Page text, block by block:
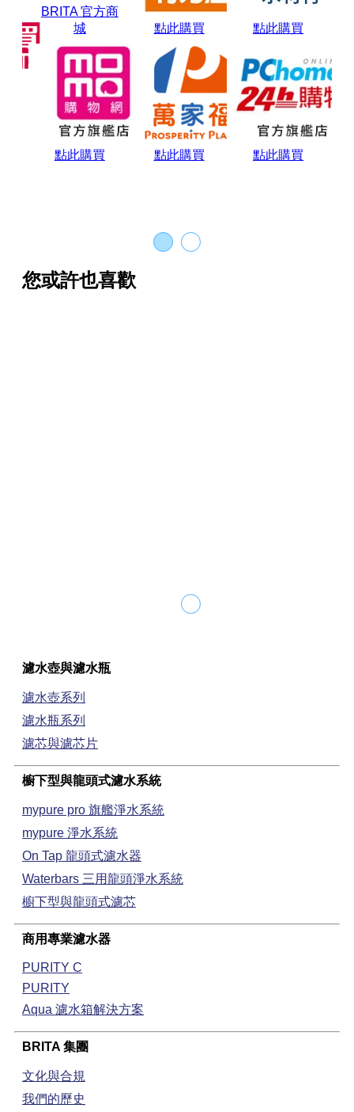
BRITA 官方商
城
點此購買 點此購買
點此購買 點此購買 點此購買
您或許也喜歡
一支抵三支! 高CP值櫥下型淨水器
濾水壺與濾水瓶
濾水壺系列
濾水瓶系列
濾芯與濾芯片
櫥下型與龍頭式濾水系統
mypure pro 旗艦淨水系統
mypure 淨水系統
On Tap 龍頭式濾水器
Waterbars 三用龍頭淨水系統
櫥下型與龍頭式濾芯
商用專業濾水器
PURITY C
PURITY
Aqua 濾水箱解決方案
BRITA 集團
文化與合規
我們的歷史